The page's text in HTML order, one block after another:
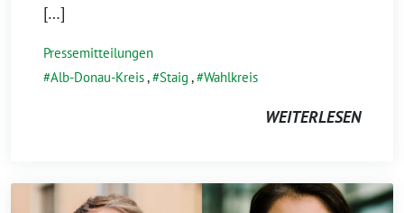
[…]
Pressemitteilungen
Alb-Donau-Kreis, Staig , Wahlkreis
WEITERLESEN